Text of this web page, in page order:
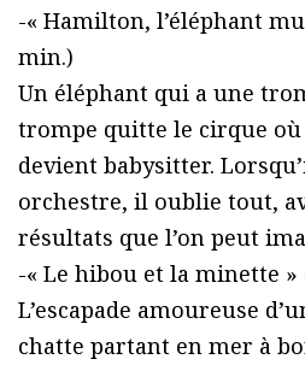
-« Hamilton, l’éléphant
min.)
Un éléphant qui a une
trompe quitte le cirque
devient babysitter.
orchestre, il oublie tout,
résultats que l’on peut
-« Le hibou et la minette »
L’escapade amoureuse
chatte partant en mer à